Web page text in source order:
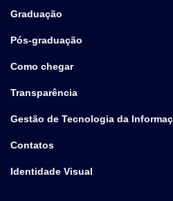
Graduação
Pós-graduação
Como chegar
Transparência
Gestão de Tecnologia da
Contatos
Identidade Visual